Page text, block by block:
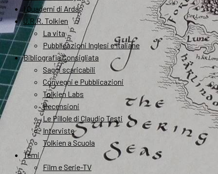
I Quaderni di Arda
J.R.R. Tolkien
La vita
Pubblicazioni Inglesi e Italiane
Bibliografia Consigliata
Saggi scaricabili
Convegni e Pubblicazioni
Tolkien Labs
Recensioni
Le Pillole di Claudio Testi
Interviste
Tolkien a Scuola
Temi
Film e Serie-TV